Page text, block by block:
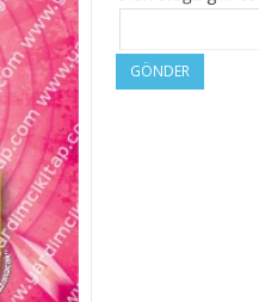
GÖNDER